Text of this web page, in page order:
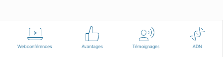
Webconférences Avantages Témoignages ADN
Français Conditions d'utilisation Nous contacter